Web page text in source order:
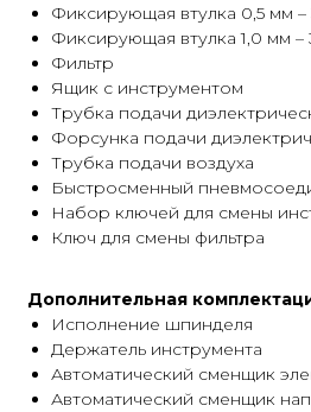
Фиксирующая втулка 0,5 мм –
Фиксирующая втулка 1,0 мм –
Фильтр
Ящик с инструментом
Трубка подачи
Форсунка подачи
Трубка подачи воздуха
Быстросменный
Набор ключей для смены
Ключ для смены фильтра
Дополнительная
Исполнение шпинделя
Держатель инструмента
Автоматический сменщик
Автоматический сменщик